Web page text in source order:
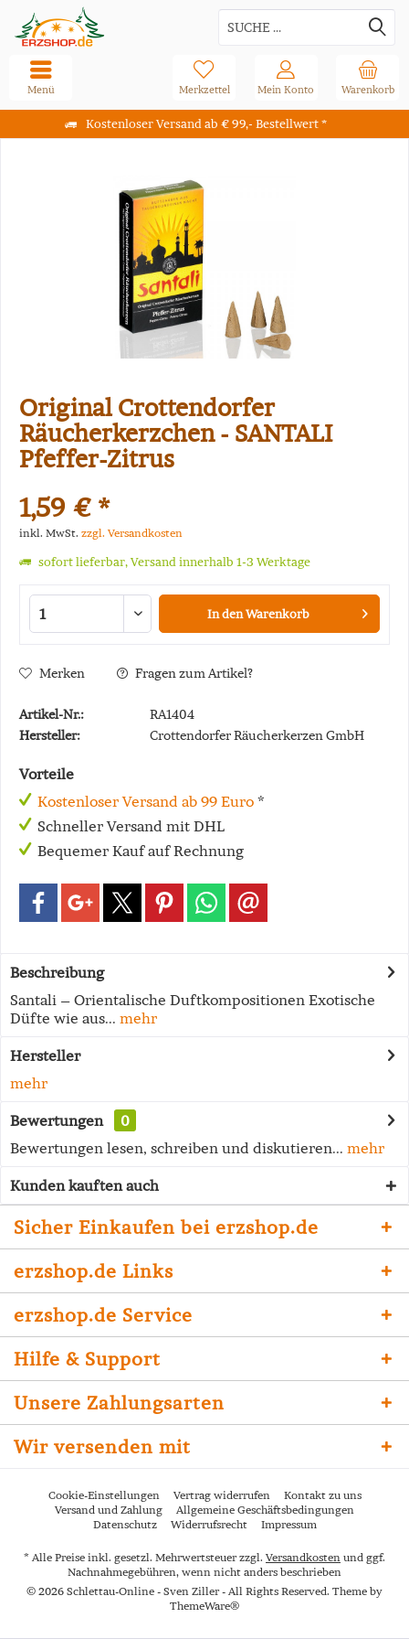
Kostenloser Versand ab € 99,- Bestellwert *
Warenkorb
Merkzettel Mein Konto
Menü
Original Crottendorfer
Räucherkerzchen - SANTALI
Pfeffer-Zitrus
1,59 € *
inkl. MwSt. zzgl. Versandkosten
sofort lieferbar, Versand innerhalb 1-3 Werktage
In denWarenkorb
Merken Fragen zum Artikel?
Artikel-Nr.:
RA1404
Hersteller:
Crottendorfer Räucherkerzen GmbH
Vorteile
Kostenloser Versand ab 99 Euro *
Schneller Versand mit DHL
Bequemer Kauf auf Rechnung
Beschreibung
Santali – Orientalische Duftkompositionen Exotische
Düfte wie aus... mehr
Hersteller
mehr
Bewertungen
0
Bewertungen lesen, schreiben und diskutieren... mehr
Kunden kauften auch
Sicher Einkaufen bei erzshop.de
erzshop.de Links
erzshop.de Service
Hilfe & Support
Unsere Zahlungsarten
Wir versenden mit
Cookie-Einstellungen Vertrag widerrufen
Kontakt zu uns
Versand und Zahlung
Allgemeine Geschäftsbedingungen
Datenschutz
Widerrufsrecht Impressum
* Alle Preise inkl. gesetzl. Mehrwertsteuer zzgl. Versandkosten und ggf.
Nachnahmegebühren, wenn nicht anders beschrieben
© 2026 Schlettau-Online - Sven Ziller - All Rights Reserved. Theme by
ThemeWare®